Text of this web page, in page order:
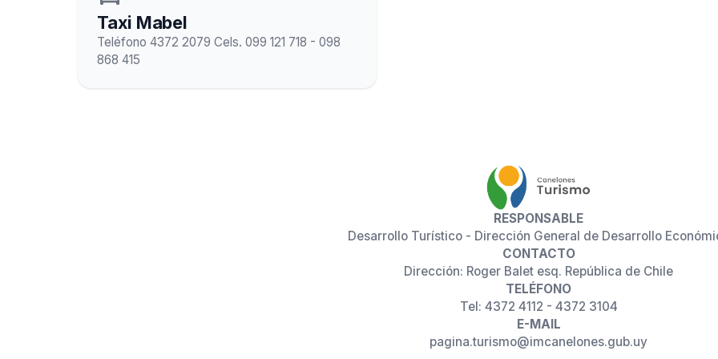
Taxi Mabel
Teléfono 4372 2079 Cels. 099 121 718 - 098
868 415
RESPONSABLE
Desarrollo Turístico - Dirección General de Desarrollo
CONTACTO
Dirección: Roger Balet esq. República de Chile
TELÉFONO
Tel: 4372 4112 - 4372 3104
E-MAIL
pagina.turismo@imcanelones.gub.uy